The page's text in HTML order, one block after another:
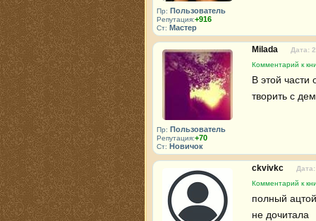
Пр: Пользователь
Репутация:+916
Ст: Мастер
Пр: Пользователь
Репутация:+70
Ст: Новичок
Milada
Дата:
Комментарий к
В этой части
творить с
ckvivkc
Комментарий к
полный
не дочитала